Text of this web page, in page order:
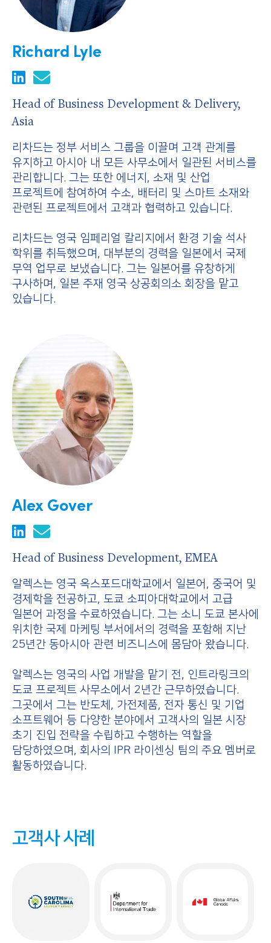
Richard Lyle
Head of Business Development & Delivery,
Asia
리차드는 정부 서비스 그룹을 이끌며 고객 관계를
유지하고 아시아 내 모든 사무소에서 일관된 서비스를
관리합니다. 그는 또한 에너지, 소재 및 산업
프로젝트에 참여하여 수소, 배터리 및 스마트 소재와
관련된 프로젝트에서 고객과 협력하고 있습니다.
리차드는 영국 임페리얼 칼리지에서 환경 기술 석사
학위를 취득했으며, 대부분의 경력을 일본에서 국제
무역 업무로 보냈습니다. 그는 일본어를 유창하게
구사하며, 일본 주재 영국 상공회의소 회장을 맡고
있습니다.
Alex Gover
Head of Business Development, EMEA
알렉스는 영국 옥스포드대학교에서 일본어, 중국어 및
경제학을 전공하고, 도쿄 소피아대학교에서 고급
일본어 과정을 수료하였습니다. 그는 소니 도쿄 본사에
위치한 국제 마케팅 부서에서의 경력을 포함해 지난
25년간 동아시아 관련 비즈니스에 몸담아 왔습니다.
알렉스는 영국의 사업 개발을 맡기 전, 인트라링크의
도쿄 프로젝트 사무소에서 2년간 근무하였습니다.
그곳에서 그는 반도체, 가전제품, 전자 통신 및 기업
소프트웨어 등 다양한 분야에서 고객사의 일본 시장
초기 진입 전략을 수립하고 수행하는 역할을
담당하였으며, 회사의 IPR 라이센싱 팀의 주요 멤버로
활동하였습니다.
고객사 사례